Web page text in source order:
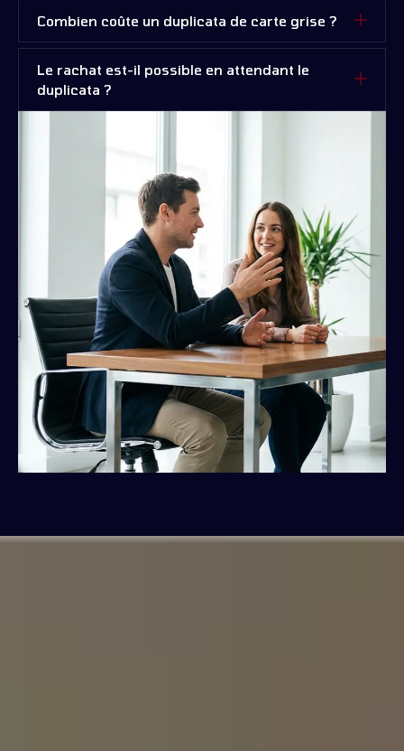
Combien coûte un duplicata de carte grise ?
Le rachat est-il possible en attendant le
duplicata ?